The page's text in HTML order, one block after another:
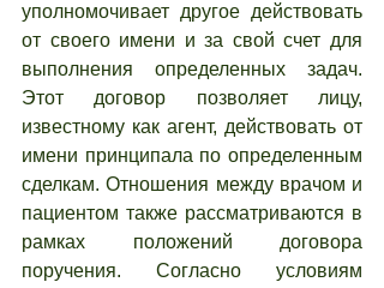
уполномочивает другое действовать
от своего имени и за свой счет для
выполнения определенных задач.
Этот договор позволяет лицу,
известному как агент, действовать от
имени принципала по определенным
сделкам. Отношения между врачом и
пациентом также рассматриваются в
рамках положений договора
поручения. Согласно условиям